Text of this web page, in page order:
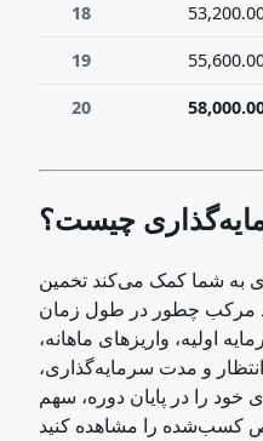
18
19
20
چیست؟
به شما کمک می‌کند تخمین
مرکب چطور در طول زمان
اولیه، واریزهای ماهانه،
انتظار و مدت سرمایه‌گذاری،
خود را در پایان دوره، سهم